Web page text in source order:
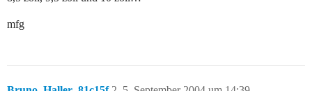
mfg